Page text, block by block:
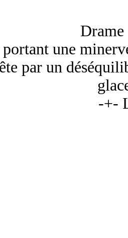
une
par un
-+-